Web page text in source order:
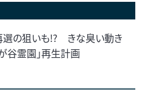
選の狙いも!? きな臭い動き
谷霊園」再生計画